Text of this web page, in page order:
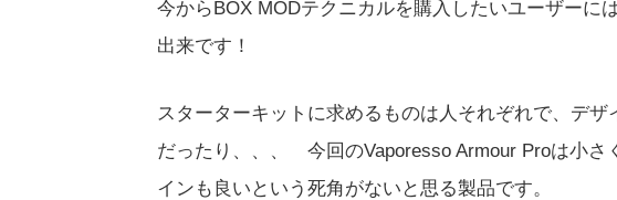
今からBOX MODテクニカルを購入したいユーザーに
出来です！
スターターキットに求めるものは人それぞれで、デ
だったり、、、 今回のVaporesso Armour Proは小さ
インも良いという死角がないと思る製品です。